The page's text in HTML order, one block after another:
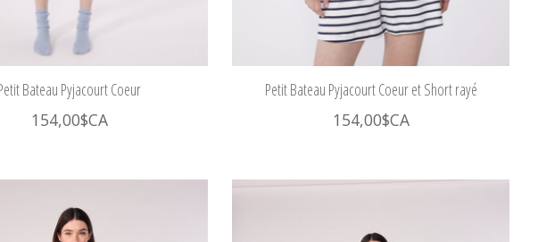
Bateau Pyjacourt Coeur
154,00$CA
Petit Bateau Pyjacourt Coeur et Short rayé
154,00$CA